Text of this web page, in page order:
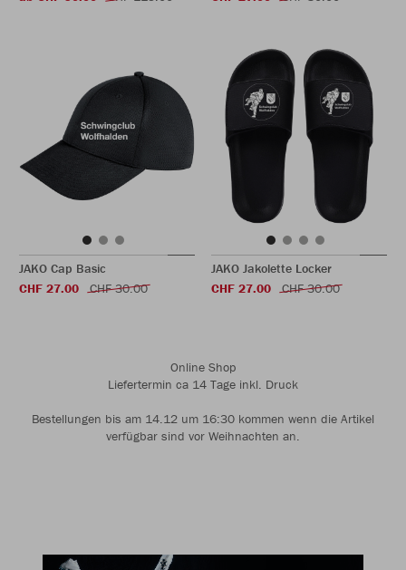
JAKO Cap Basic
CHF 27.00
CHF 30.00
JAKO Jakolette Locker
CHF 27.00
CHF 30.00
Online Shop
Liefertermin ca 14 Tage inkl. Druck
Bestellungen bis am 14.12 um 16:30 kommen wenn die Artikel
verfügbar sind vor Weihnachten an.